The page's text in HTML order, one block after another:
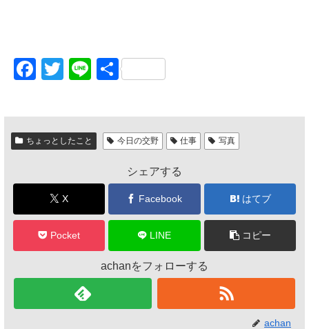
F
c
e
b
o
k
T
tt
er
Li
e
共
ちょっとしたこと 今日の交野 仕事 写真
シェアする
X Facebook はてブ
Pocket LINE コピー
achanをフォローする
achan